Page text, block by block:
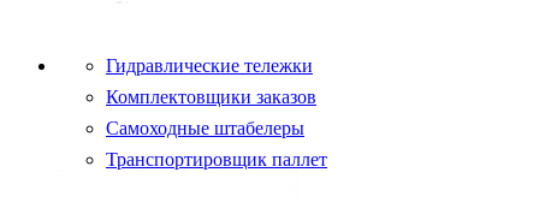
Гидравлические тележки
Комплектовщики заказов
Самоходные штабелеры
Транспортировщик паллет